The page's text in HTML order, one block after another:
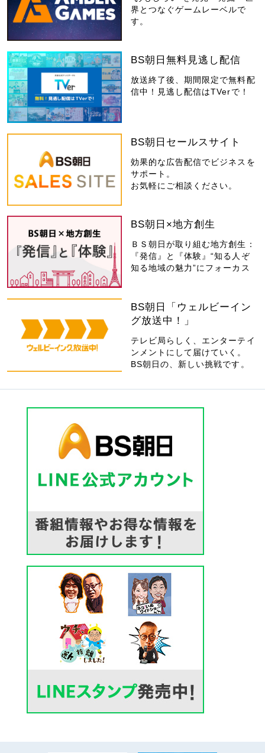
界とつなぐゲームレーベルで
す。
BS朝日無料見逃し配信
放送終了後、期間限定で無料配
信中！見逃し配信はTVerで！
BS朝日セールスサイト
効果的な広告配信でビジネスを
サポート。
お気軽にご相談ください。
BS朝日×地方創生
ＢＳ朝日が取り組む地方創生：
『発信』と『体験』“知る人ぞ
知る地域の魅力”にフォーカス
BS朝日「ウェルビーイン
グ放送中！」
テレビ局らしく、エンターテイ
ンメントにして届けていく。
BS朝日の、新しい挑戦です。